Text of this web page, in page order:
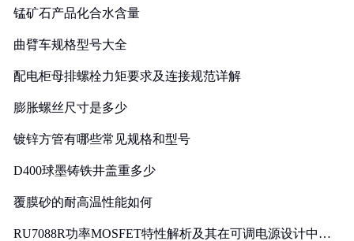
锰矿石产品化合水含量
曲臂车规格型号大全
配电柜母排螺栓力矩要求及连接规范详解
膨胀螺丝尺寸是多少
镀锌方管有哪些常见规格和型号
D400球墨铸铁井盖重多少
覆膜砂的耐高温性能如何
RU7088R功率MOSFET特性解析及其在可调电源设计中的